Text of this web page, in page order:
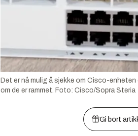
Det er nå mulig å sjekke om Cisco-
om de er rammet. Foto: Cisco/Sopra Steria
Gi bort